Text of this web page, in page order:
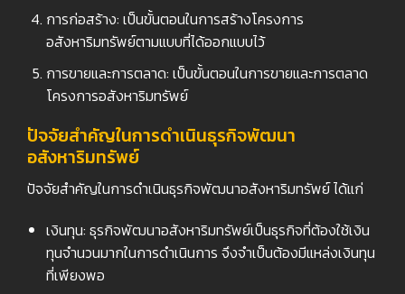
การก่อสร้าง: เป็นขั้นตอนในการสร้างโครงการ
อสังหาริมทรัพย์ตามแบบที่ได้ออกแบบไว้
การขายและการตลาด: เป็นขั้นตอนในการขายและการตลาด
โครงการอสังหาริมทรัพย์
ปัจจัยสำคัญในการดำเนินธุรกิจพัฒนา
อสังหาริมทรัพย์
ปัจจัยสำคัญในการดำเนินธุรกิจพัฒนาอสังหาริมทรัพย์ ได้แก่
เงินทุน: ธุรกิจพัฒนาอสังหาริมทรัพย์เป็นธุรกิจที่ต้องใช้เงิน
ทุนจำนวนมากในการดำเนินการ จึงจำเป็นต้องมีแหล่งเงินทุน
ที่เพียงพอ